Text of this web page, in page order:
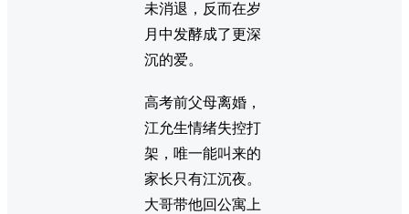
未消退，反而在岁
月中发酵成了更深
沉的爱。
高考前父母离婚，
江允生情绪失控打
架，唯一能叫来的
家长只有江沉夜。
大哥带他回公寓上